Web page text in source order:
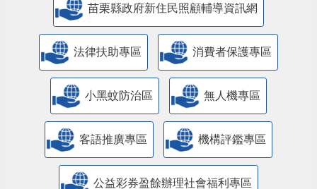
苗栗縣政府新住民照顧輔導資訊網
法律扶助專區 消費者保護專區
小黑蚊防治區 無人機專區
客語推廣專區 機構評鑑專區
公益彩券盈餘辦理社會福利專區